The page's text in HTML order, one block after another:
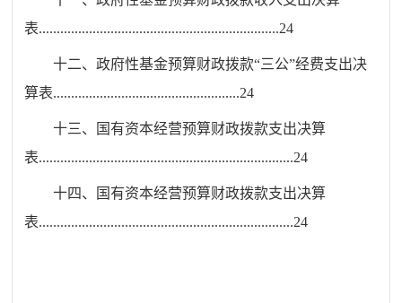
表...................................................................24
十二、政府性基金预算财政拨款“三公”经费支出决
算表....................................................24
十三、 国有资本经营预算财政拨款支出决算
表.......................................................................24
十四、国有资本经营预算财政拨款支出决算
表.......................................................................24